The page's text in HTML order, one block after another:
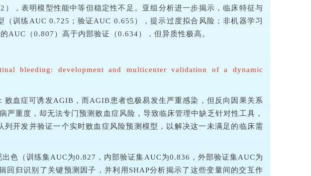
，表明模型性能中等但稳定性不足。亚组分析进一步揭示，临床特征与
训练AUC 0.725；验证AUC 0.655），提示过度拟合风险；非机器学习
AUC（0.807）高于内部验证（0.634），但异质性极高。
bleeding: development and multicenter validation of a dynamic
血症可诱发AGIB，而AGIB患者也极易发生严重感染，但反向因果关系
重度，却无法专门预测败血症风险，导致临床管理中缺乏针对性工具，
开发并验证一个实时败血症风险预测模型，以解决这一未满足的临床需
色（训练集AUC为0.827，内部验证集AUC为0.836，外部验证集AUC为
归识别了关键预测因子，并利用SHAP分析揭示了这些变量间的交互作